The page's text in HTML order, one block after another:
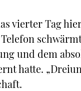
vierter Tag
und dem
hatte.